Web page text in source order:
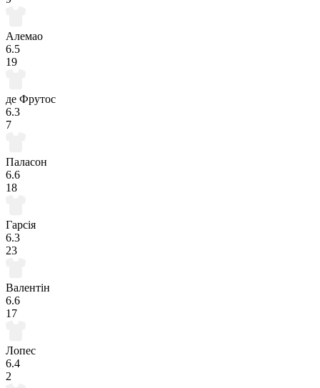
Алемао
6.5
19
де Фрутос
6.3
7
Паласон
6.6
18
Гарсія
6.3
23
Валентін
6.6
17
Лопес
6.4
2